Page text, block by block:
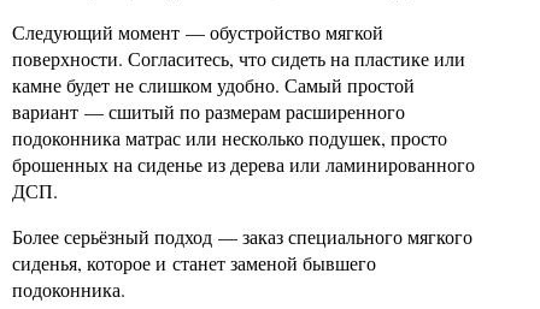
Следующий момент — обустройство мягкой
поверхности. Согласитесь, что сидеть на пластике или
камне будет не слишком удобно. Самый простой
вариант — сшитый по размерам расширенного
подоконника матрас или несколько подушек, просто
брошенных на сиденье из дерева или ламинированного
ДСП.
Более серьёзный подход — заказ специального мягкого
сиденья, которое и станет заменой бывшего
подоконника.